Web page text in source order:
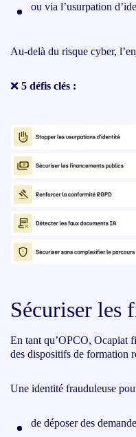
ou via l’usurpation
Au-delà du risque cyber,
❌ 5 défis clés :
Sécuriser les
En tant qu’OPCO, Ocapiat
des dispositifs de formation
Une identité frauduleuse
de déposer des